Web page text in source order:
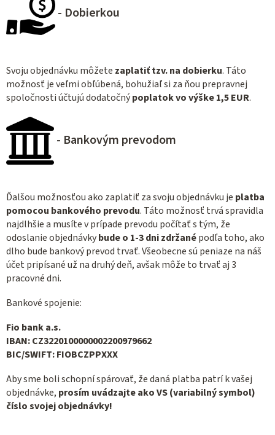
- Dobierkou
Svoju objednávku môžete zaplatiť tzv. na dobierku. Táto
možnosť je veľmi obľúbená, bohužiaľ si za ňou prepravnej
spoločnosti účtujú dodatočnýpoplatok vo výške 1,5 EUR.
- Bankovým prevodom
Ďalšou možnosťou ako zaplatiť za svoju objednávku je platba
pomocou bankového prevodu. Táto možnosť trvá spravidla
najdlhšie a musíte v prípade prevodu počítať s tým, že
odoslanie objednávkybude o 1-3 dni zdržanépodľa toho, ako
dlho bude bankový prevod trvať. Všeobecne sú peniaze na náš
účet pripísané už na druhý deň, avšak môže to trvať aj 3
pracovné dni.
Bankové spojenie:
Fio bank a.s.
IBAN: CZ3220100000002200979662
BIC/SWIFT: FIOBCZPPXXX
Aby sme boli schopní spárovať, že daná platba patrí k vašej
objednávke, prosím uvádzajte ako VS (variabilný symbol)
číslo svojej objednávky!